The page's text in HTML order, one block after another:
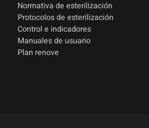
Normativa de esterilización
Protocolos de esterilización
Control e indicadores
Manuales de usuario
Plan renove